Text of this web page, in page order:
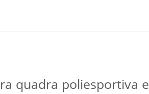
quadra poliesportiva e